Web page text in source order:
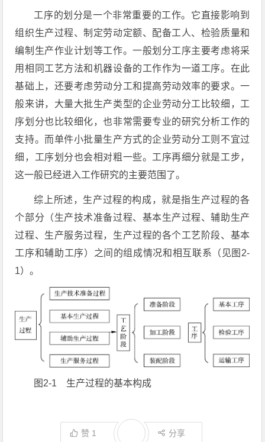
工序的划分是一个非常重要的工作。它直接影响到
组织生产过程、制定劳动定额、配备工人、检验质量和
编制生产作业计划等工作。一般划分工序主要考虑将采
用相同工艺方法和机器设备的工作作为一道工序。在此
基础上，还要考虑劳动分工和提高劳动效率的要求。一
般来讲，大量大批生产类型的企业劳动分工比较细，工
序划分也比较细化，也非常需要专业的研究分析工作的
支持。而单件小批量生产方式的企业劳动分工则不宜过
细，工序划分也会相对粗一些。工序再细分就是工步，
这一般已经进入工作研究的主要范围了。
综上所述，生产过程的构成，就是指生产过程的各
个部分（生产技术准备过程、基本生产过程、辅助生产
过程、生产服务过程，生产过程的各个工艺阶段、基本
工序和辅助工序）之间的组成情况和相互联系（见图2-
1）。
图2-1 生产过程的基本构成
赞 1 分享